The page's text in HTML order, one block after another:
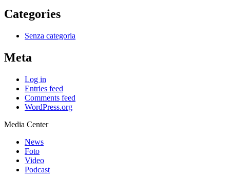
Categories
Senza categoria
Meta
Log in
Entries feed
Comments feed
WordPress.org
Media Center
News
Foto
Video
Podcast